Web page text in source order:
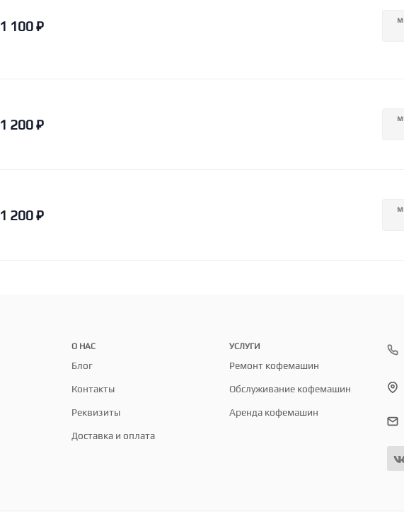
1 100₽
1 200₽
1 200₽
О НАС
Блог
Контакты
Реквизиты
Доставка и оплата
УСЛУГИ
Ремонт кофемашин
Обслуживание кофемашин
Аренда кофемашин